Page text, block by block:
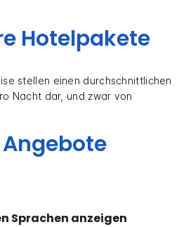
Hotelpakete
stellen einen durchschnittlichen
Nacht dar, und zwar von
Sprachen anzeigen